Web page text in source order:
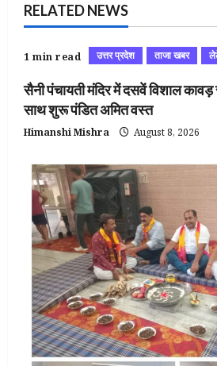
RELATED NEWS
1 min read उत्तर प्रदेश ताजा खबर
सैनी पंचायती मंदिर में दसवें विशाल
साथ शुरू पंडित अमित वस्त
Himanshi Mishra August 8, 2026